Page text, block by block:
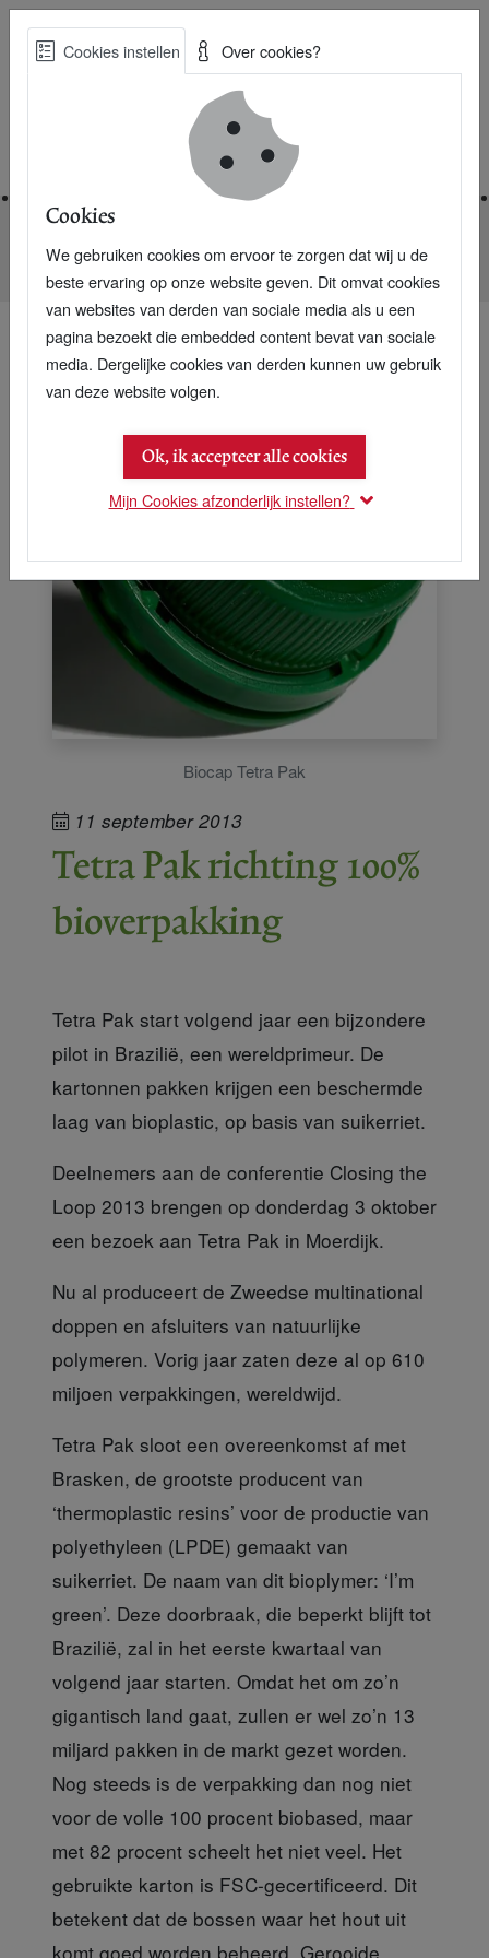
Skip
Best Practices voor een duurzame toekomst
Nieuwsarchief Tetra Pak richting 100% bioverpakking
Biocap Tetra Pak
11 september 2013
Tetra Pak richting 100%
bioverpakking
Tetra Pak start volgend jaar een bijzondere
pilot in Brazilië, een wereldprimeur. De
kartonnen pakken krijgen een beschermde
laag van bioplastic, op basis van suikerriet.
Deelnemers aan de conferentie Closing the
Loop 2013 brengen op donderdag 3 oktober
een bezoek aan Tetra Pak in Moerdijk.
Nu al produceert de Zweedse multinational
doppen en afsluiters van natuurlijke
polymeren. Vorig jaar zaten deze al op 610
miljoen verpakkingen, wereldwijd.
Tetra Pak sloot een overeenkomst af met
Brasken, de grootste producent van
‘thermoplastic resins’ voor de productie van
polyethyleen (LPDE) gemaakt van
suikerriet. De naam van dit bioplymer: ‘I’m
green’. Deze doorbraak, die beperkt blijft tot
Brazilië, zal in het eerste kwartaal van
volgend jaar starten. Omdat het om zo’n
gigantisch land gaat, zullen er wel zo’n 13
miljard pakken in de markt gezet worden.
Nog steeds is de verpakking dan nog niet
voor de volle 100 procent biobased, maar
met 82 procent scheelt het niet veel. Het
gebruikte karton is FSC-gecertificeerd. Dit
betekent dat de bossen waar het hout uit
komt goed worden beheerd. Gerooide
Cookies instellen Over cookies?
Cookies
We gebruiken cookies om ervoor te zorgen dat wij u de
beste ervaring op onze website geven. Dit omvat cookies
van websites van derden van sociale media als u een
pagina bezoekt die embedded content bevat van sociale
media. Dergelijke cookies van derden kunnen uw gebruik
van deze website volgen.
Ok, ik accepteer alle cookies
Mijn Cookies afzonderlijk instellen?